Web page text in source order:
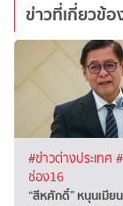
ข่าวที่เกี่ยวข้อ
#ข่าวต่างประเทศ
ช่อง16
“สีหศักดิ์”​ หนุนเมีย